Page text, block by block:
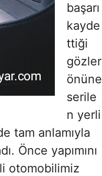
başarı
kayde
ttiği
gözler
önüne
serile
n yerli
tam anlamıyla
Önce yapımını
otomobilimiz